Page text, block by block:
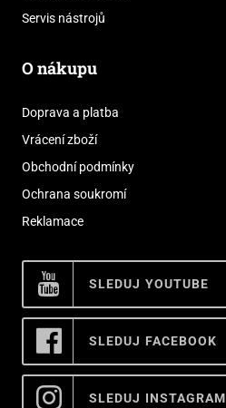
Servis nástrojů
O nákupu
Doprava a platba
Vrácení zboží
Obchodní podmínky
Ochrana soukromí
Reklamace
SLEDUJ YOUTUBE
SLEDUJ FACEBOOK
SLEDUJ INSTAGRAM